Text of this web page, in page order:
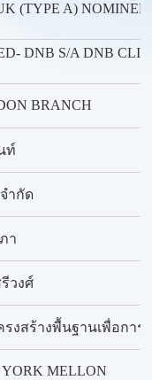
(TYPE A)
DNB S/A DNB
BRANCH
ท์
ำกัด
า
วงศ์
งสร้างพื้นฐานเพื่อการ
MELLON